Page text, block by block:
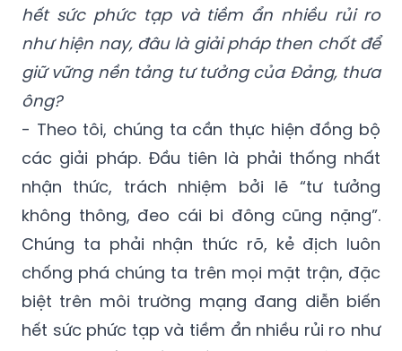
hết sức phức tạp và tiềm ẩn nhiều rủi ro
như hiện nay, đâu là giải pháp then chốt để
giữ vững nền tảng tư tưởng của Đảng, thưa
ông?
- Theo tôi, chúng ta cần thực hiện đồng bộ
các giải pháp. Đầu tiên là phải thống nhất
nhận thức, trách nhiệm bởi lẽ “tư tưởng
không thông, đeo cái bi đông cũng nặng”.
Chúng ta phải nhận thức rõ, kẻ địch luôn
chống phá chúng ta trên mọi mặt trận, đặc
biệt trên môi trường mạng đang diễn biến
hết sức phức tạp và tiềm ẩn nhiều rủi ro như